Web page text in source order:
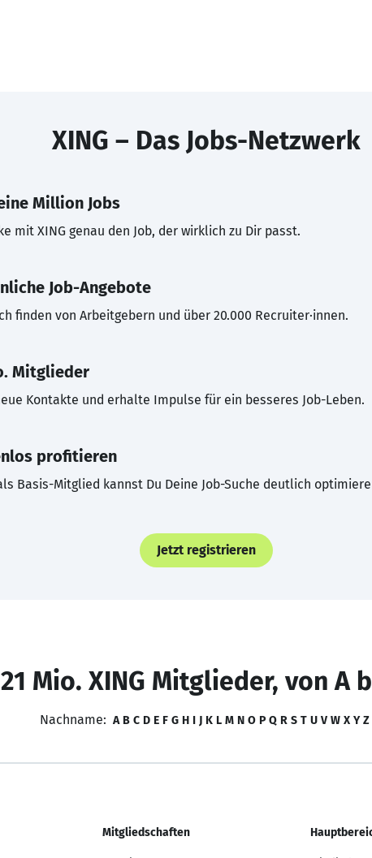
XING – Das Jobs-Netzwerk
Million Jobs
mit XING genau den Job, der wirklich zu Dir passt.
Job-Angebote
finden von Arbeitgebern und über 20.000 Recruiter·innen.
Mitglieder
Kontakte und erhalte Impulse für ein besseres Job-Leben.
profitieren
Basis-Mitglied kannst Du Deine Job-Suche deutlich
Jetzt registrieren
21 Mio. XING Mitglieder, von A
Nachname: A B C D E F G H I J K L M N O P Q R S T U V W X Y Z
Mitgliedschaften